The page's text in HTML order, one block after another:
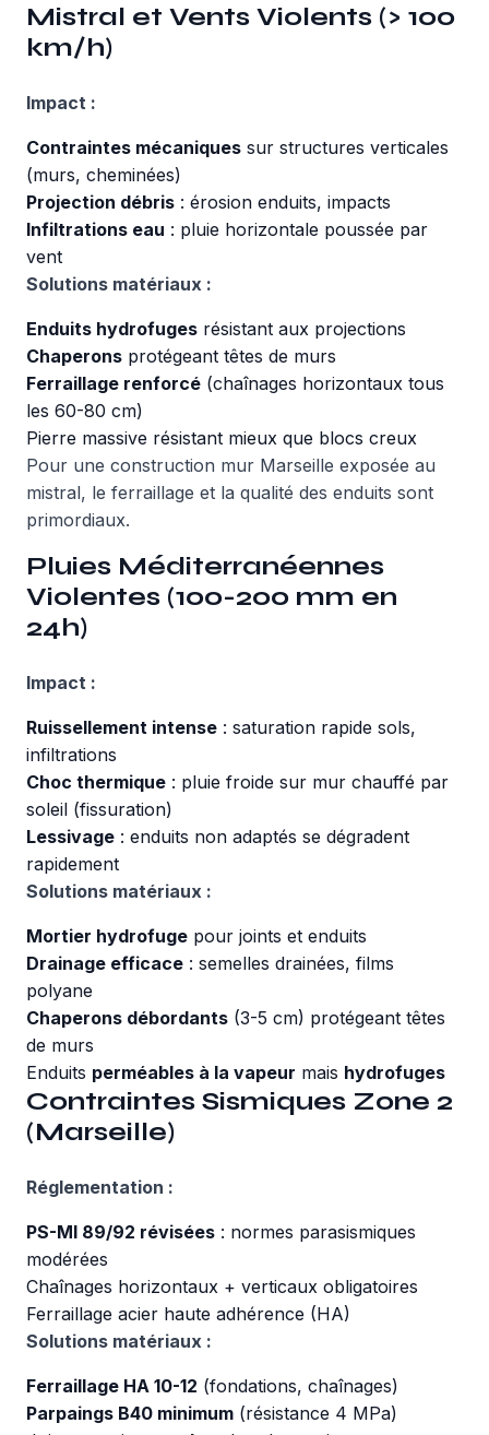
Mistral et Vents Violents (> 100
km/h)
Impact :
Contraintes mécaniques sur structures verticales
(murs, cheminées)
Projection débris : érosion enduits, impacts
Infiltrations eau : pluie horizontale poussée par
vent
Solutions matériaux :
Enduits hydrofuges résistant aux projections
Chaperons protégeant têtes de murs
Ferraillage renforcé (chaînages horizontaux tous
les 60-80 cm)
Pierre massive résistant mieux que blocs creux
Pour une construction mur Marseille exposée au
mistral, le ferraillage et la qualité des enduits sont
primordiaux.
Pluies Méditerranéennes
Violentes (100-200 mm en
24h)
Impact :
Ruissellement intense : saturation rapide sols,
infiltrations
Choc thermique : pluie froide sur mur chauffé par
soleil (fissuration)
Lessivage : enduits non adaptés se dégradent
rapidement
Solutions matériaux :
Mortier hydrofuge pour joints et enduits
Drainage efficace : semelles drainées, films
polyane
Chaperons débordants (3-5 cm) protégeant têtes
de murs
Enduits perméables à la vapeur mais hydrofuges
Contraintes Sismiques Zone 2
(Marseille)
Réglementation :
PS-MI 89/92 révisées : normes parasismiques
modérées
Chaînages horizontaux + verticaux obligatoires
Ferraillage acier haute adhérence (HA)
Solutions matériaux :
Ferraillage HA 10-12 (fondations, chaînages)
Parpaings B40 minimum (résistance 4 MPa)